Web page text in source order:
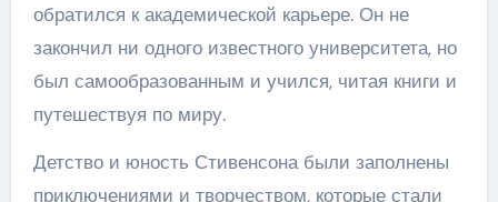
обратился к академической карьере. Он не
закончил ни одного известного университета, но
был самообразованным и учился, читая книги и
путешествуя по миру.
Детство и юность Стивенсона были заполнены
приключениями и творчеством, которые стали